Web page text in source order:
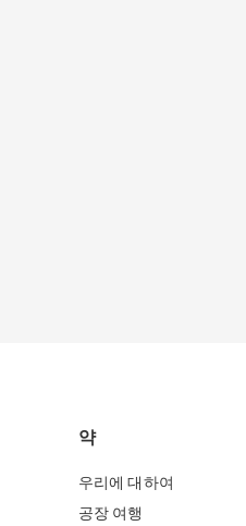
약
우리에 대하여
공장 여행